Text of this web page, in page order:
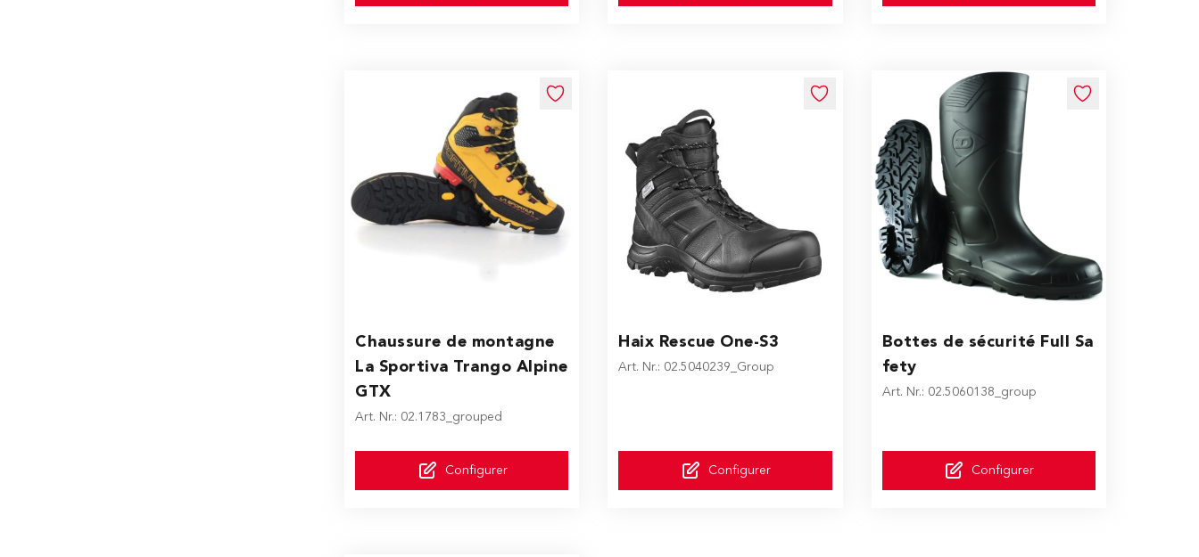
Chaussure de montagne
La Sportiva Trango Alpine
GTX
Art. Nr.: 02.1783_grouped
The price depends on the options chosen on the product page
Configurer
Haix Rescue One-S3
Art. Nr.: 02.5040239_Group
The price depends on the options chosen on the product page
Configurer
Bottes de sécurité Full Sa
fety
Art. Nr.: 02.5060138_group
The price depends on the options chosen on the
Configurer